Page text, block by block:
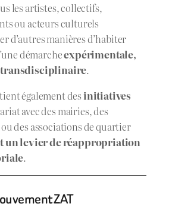
les artistes, collectifs,
ou acteurs culturels
d’autres manières d’habiter
démarcheexpérimentale,
.
également desinitiatives
avec des mairies, des
des associations de quartier
un levier de réappropriation
.
ZAT